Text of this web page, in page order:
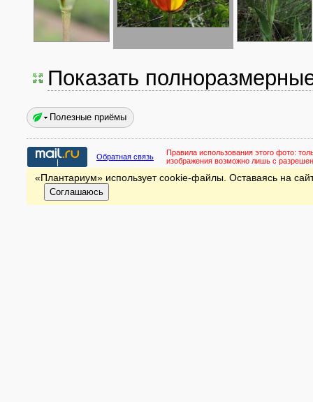
Показать
Полезные приёмы
Обратная связь Правила использования этого фото:
изображения возможно лишь с
«Плантариум» использует cookie-файлы. Оставаясь на
Соглашаюсь